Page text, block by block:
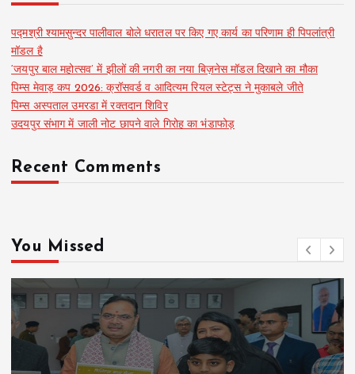
पद्मश्री श्यामसुन्दर पालीवाल बोले धरातल पर किए गए कार्य का परिणाम ही पिपलांत्री
मॉडल है
‘जयपुर बाल महोत्सव’ में झीलों की नगरी का नया बिज़नेस मॉडल दिखाने का मौका
पिम्स मेवाड़ कप 2026: क्रॉसवर्ड व आदित्यम रियल स्टेट्स ने मुकाबले जीते
पिम्स अस्पताल उमरडा में रक्तदान शिविर
उदयपुर संभाग में जाली नोट छापने वाले गिरोह का भंडाफोड़
Recent Comments
You Missed